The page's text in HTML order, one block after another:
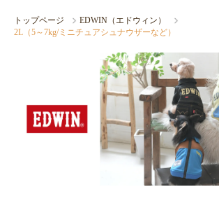
トップページ
EDWIN（エドウィン）
2L（5～7kg/ミニチュアシュナウザーなど）